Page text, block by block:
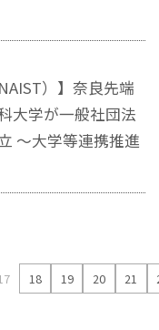
）】奈良先端
大学が一般社団法
～大学等連携推進
18 19 20 21